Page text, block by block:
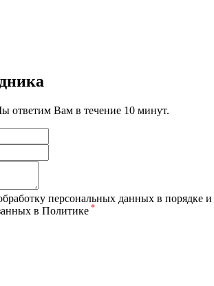
ответим Вам в течение 10 минут.
персональных данных в порядке и
в Политике *